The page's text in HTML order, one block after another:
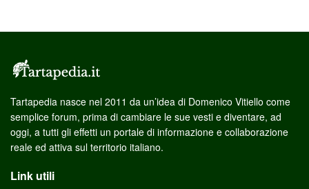
Tartapedia nasce nel 2011 da un’idea di Domenico Vitiello come
semplice forum, prima di cambiare le sue vesti e diventare, ad
oggi, a tutti gli effetti un portale di informazione e collaborazione
reale ed attiva sul territorio italiano.
Link utili